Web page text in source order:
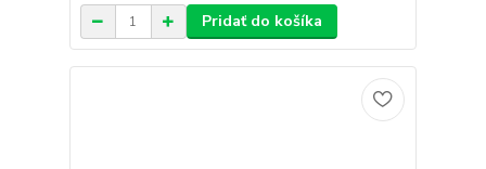
Pridať do košíka